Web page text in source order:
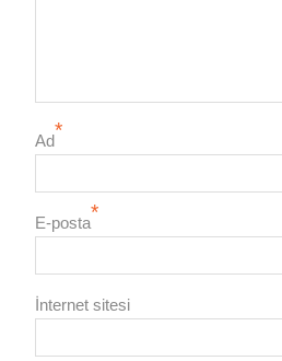
Ad*
E-posta*
İnternet sitesi